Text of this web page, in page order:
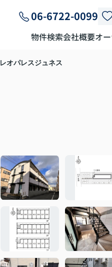
06-6722-0099
物件検索会社概要オ
レオパレスジュネス